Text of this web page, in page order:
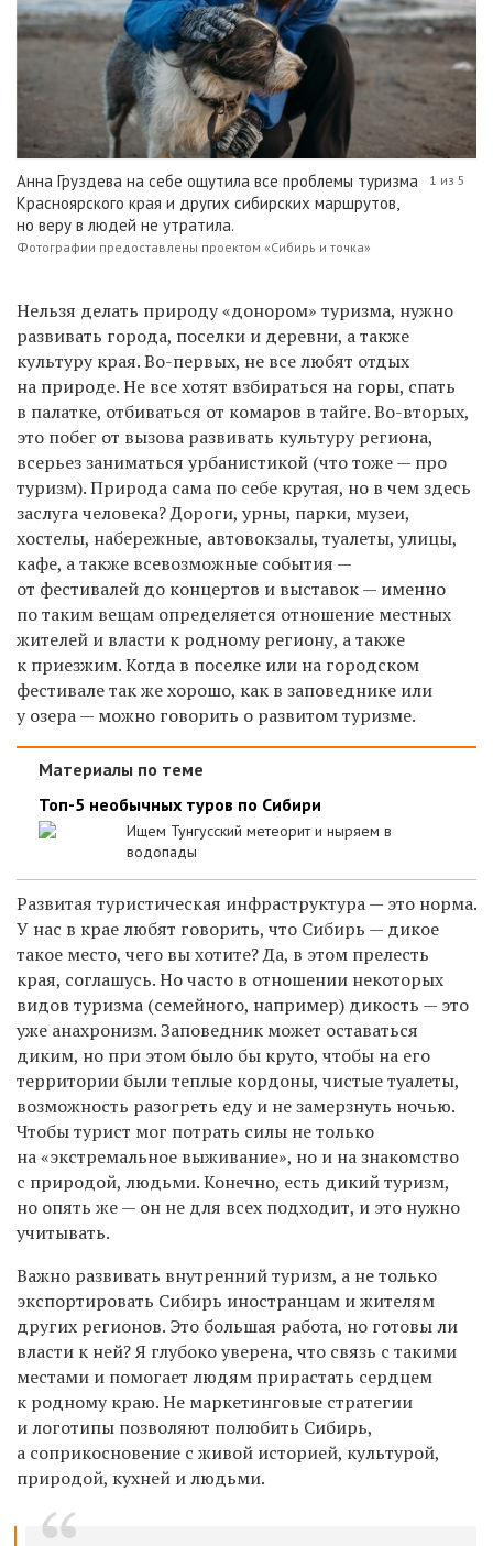
Анна Груздева на себе ощутила все проблемы туризма
Красноярского края и других сибирских маршрутов,
но веру в людей не утратила.
Фотографии предоставлены проектом «Сибирь и точка»
1 из 5
Нельзя делать природу «донором» туризма, нужно
развивать города, поселки и деревни, а также
культуру края. Во-первых, не все любят отдых
на природе. Не все хотят взбираться на горы, спать
в палатке, отбиваться от комаров в тайге. Во-вторых,
это побег от вызова развивать культуру региона,
всерьез заниматься урбанистикой (что тоже — про
туризм). Природа сама по себе крутая, но в чем здесь
заслуга человека? Дороги, урны, парки, музеи,
хостелы, набережные, автовокзалы, туалеты, улицы,
кафе, а также всевозможные события —
от фестивалей до концертов и выставок — именно
по таким вещам определяется отношение местных
жителей и власти к родному региону, а также
к приезжим. Когда в поселке или на городском
фестивале так же хорошо, как в заповеднике или
у озера — можно говорить о развитом туризме.
Материалы по теме
Топ-5 необычных туров по Сибири
Ищем Тунгусский метеорит и ныряем в
водопады
Развитая туристическая инфраструктура — это норма.
У нас в крае любят говорить, что Сибирь — дикое
такое место, чего вы хотите? Да, в этом прелесть
края, соглашусь. Но часто в отношении некоторых
видов туризма (семейного, например) дикость — это
уже анахронизм. Заповедник может оставаться
диким, но при этом было бы круто, чтобы на его
территории были теплые кордоны, чистые туалеты,
возможность разогреть еду и не замерзнуть ночью.
Чтобы турист мог потрать силы не только
на «экстремальное выживание», но и на знакомство
с природой, людьми. Конечно, есть дикий туризм,
но опять же — он не для всех подходит, и это нужно
учитывать.
Важно развивать внутренний туризм, а не только
экспортировать Сибирь иностранцам и жителям
других регионов. Это большая работа, но готовы ли
власти к ней? Я глубоко уверена, что связь с такими
местами и помогает людям прирастать сердцем
к родному краю. Не маркетинговые стратегии
и логотипы позволяют полюбить Сибирь,
а соприкосновение с живой историей, культурой,
природой, кухней и людьми.